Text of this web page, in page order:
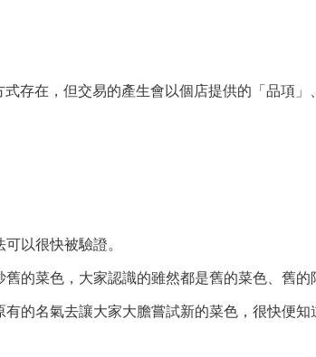
存在，但交易的產生會以個店提供的「品項
以很快被驗證。
的菜色，大家認識的雖然都是舊的菜色、舊的
的名氣去讓大家大膽嘗試新的菜色，很快便